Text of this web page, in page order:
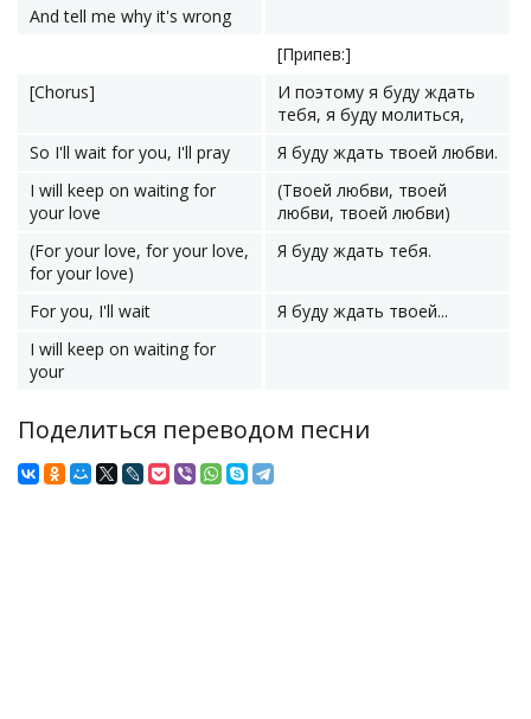
And tell me why it's wrong
[Припев:]
[Chorus]
И поэтому я буду ждать
тебя, я буду молиться,
So I'll wait for you, I'll pray
Я буду ждать твоей любви.
I will keep on waiting for
your love
(Твоей любви, твоей
любви, твоей любви)
(For your love, for your love,
for your love)
Я буду ждать тебя.
For you, I'll wait
Я буду ждать твоей...
I will keep on waiting for
your
Поделиться переводом песни